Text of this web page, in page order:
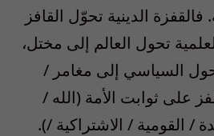
فالقفزة الدينية تحوّل القافز
تحول العالم إلى مختل،
السياسي إلى مغامر /
على ثوابت الأمة (الله /
/ القومية / الاشتراكية /).